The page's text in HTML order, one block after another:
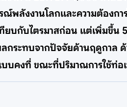
พลังงานโลกและความต้องก
บกับไตรมาสก่อน แต่เพิ่มขึ้น
ระทบจากปัจจัยด้านฤดูกาล ด้
บคงที่ ขณะที่ปริมาณการใช้ท่